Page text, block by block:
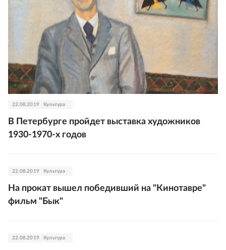
22.08.2019 Культура
В Петербурге пройдет выставка художников
1930-1970-х годов
22.08.2019 Культура
На прокат вышел победивший на "Кинотавре"
фильм "Бык"
22.08.2019 Культура